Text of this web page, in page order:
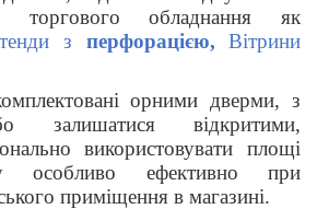
торгового обладнання як
з перфорацією,
Вітрини
орними дверми, з
залишатися відкритими,
використовувати площі
особливо ефективно при
приміщення в магазині.